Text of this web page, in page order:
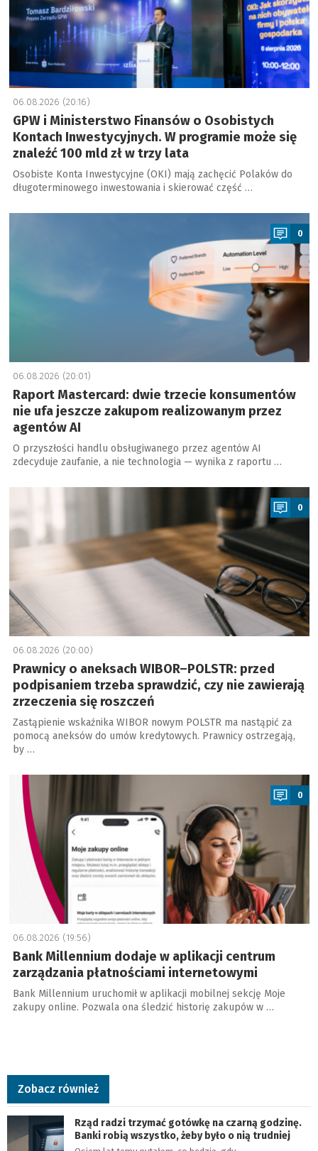
06.08.2026 (20:16)
GPW i Ministerstwo Finansów o Osobistych
Kontach Inwestycyjnych. W programie może się
znaleźć 100 mld zł w trzy lata
Osobiste Konta Inwestycyjne (OKI) mają zachęcić Polaków do
długoterminowego inwestowania i skierować część …
a
0
06.08.2026 (20:01)
Raport Mastercard: dwie trzecie konsumentów
nie ufa jeszcze zakupom realizowanym przez
agentów AI
O przyszłości handlu obsługiwanego przez agentów AI
zdecyduje zaufanie, a nie technologia — wynika z raportu …
a
0
06.08.2026 (20:00)
Prawnicy o aneksach WIBOR–POLSTR: przed
podpisaniem trzeba sprawdzić, czy nie zawierają
zrzeczenia się roszczeń
Zastąpienie wskaźnika WIBOR nowym POLSTR ma nastąpić za
pomocą aneksów do umów kredytowych. Prawnicy ostrzegają,
by …
0
06.08.2026 (19:56)
Bank Millennium dodaje w aplikacji centrum
zarządzania płatnościami internetowymi
Bank Millennium uruchomił w aplikacji mobilnej sekcję Moje
zakupy online. Pozwala ona śledzić historię zakupów w …
Zobacz również
Rząd radzi trzymać gotówkę na czarną godzinę.
Banki robią wszystko, żeby było o nią trudniej